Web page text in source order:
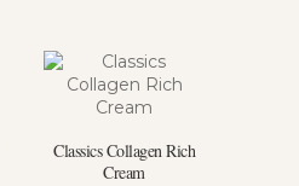
Classics Collagen Rich
Cream